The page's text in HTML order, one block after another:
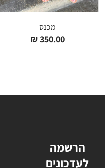
מכנס
350.00
₪
הרשמה
לעדכונים